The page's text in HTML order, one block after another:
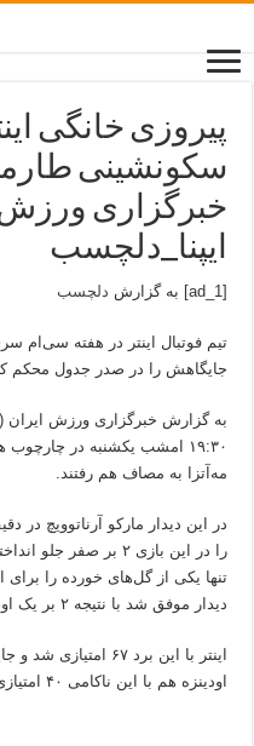
پیروزی خانگی
ایپنا_دلچسب
دلچسب
تیم فوتبال اینتر در هفته سی‌ام
جایگاهش را در صدر جدول محکم کرد.
به گزارش خبرگزاری ورزش ایران
۱۹:۳۰ امشب یکشنبه در چارچوب
مه‌آتزا به مصاف هم رفتند.
تنها یکی از گل‌های خورده را برای
دیدار موفق شد با نتیجه ۲ بر یک اودینزه را ناکامی دهد.
اینتر با این برد ۶۷
اودینزه هم با این ناکامی ۴۰ امتیازی ماند و در رده دهم قرار گرفت.